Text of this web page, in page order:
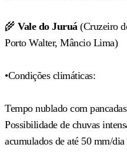
🌾 Vale do Juruá (Cruzeiro
Porto Walter, Mâncio Lima)
•Condições climáticas:
Tempo nublado com
Possibilidade de chuvas
acumulados de até 50 mm/